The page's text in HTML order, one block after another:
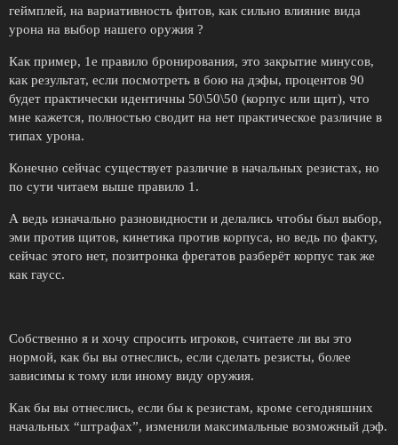
геймплей, на вариативность фитов, как сильно влияние вида
урона на выбор нашего оружия ?
Как пример, 1е правило бронирования, это закрытие минусов,
как результат, если посмотреть в бою на дэфы, процентов 90
будет практически идентичны 50\50\50 (корпус или щит), что
мне кажется, полностью сводит на нет практическое различие в
типах урона.
Конечно сейчас существует различие в начальных резистах, но
по сути читаем выше правило 1.
А ведь изначально разновидности и делались чтобы был выбор,
эми против щитов, кинетика против корпуса, но ведь по факту,
сейчас этого нет, позитронка фрегатов разберёт корпус так же
как гаусс.
Собственно я и хочу спросить игроков, считаете ли вы это
нормой, как бы вы отнеслись, если сделать резисты, более
зависимы к тому или иному виду оружия.
Как бы вы отнеслись, если бы к резистам, кроме сегодняшних
начальных “штрафах”, изменили максимальные возможный дэф.